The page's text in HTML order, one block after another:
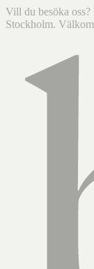
Vill du besöka
Stockholm.